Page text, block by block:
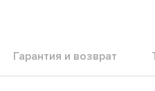
Гарантия и возврат